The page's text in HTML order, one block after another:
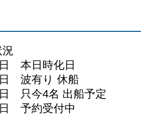
本日時化日
波有り 休船
只今4名 出船予定
予約受付中